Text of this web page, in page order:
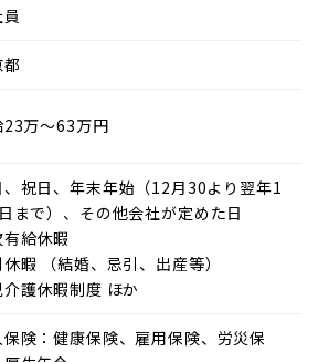
23万～63万円
、祝日、年末年始（12月30より翌年1
まで）、その他会社が定めた日
給休暇
暇 （結婚、忌引、出産等）
介護休暇制度 ほか
保険：健康保険、雇用保険、労災保